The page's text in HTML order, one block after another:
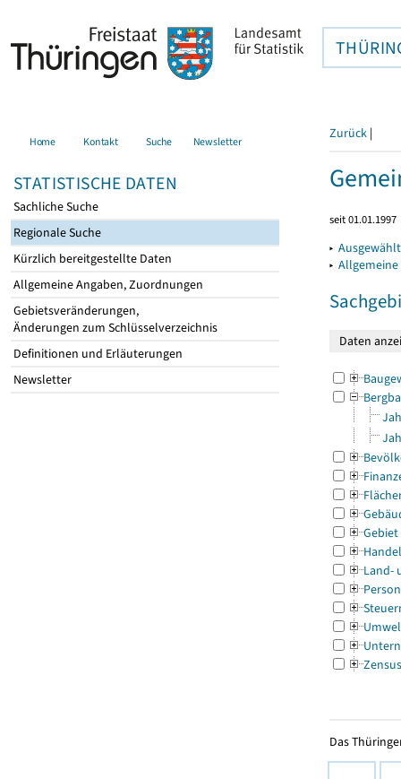
Home Kontakt Suche Newsletter
STATISTISCHE DATEN
Sachliche Suche
Regionale Suche
Kürzlich bereitgestellte Daten
Allgemeine Angaben, Zuordnungen
Gebietsveränderungen,
Änderungen zum Schlüsselverzeichnis
Definitionen und Erläuterungen
Newsletter
Zurück |
seit 01.01.1997
▸
▸
Gebiet
Land-
Zensus
Das